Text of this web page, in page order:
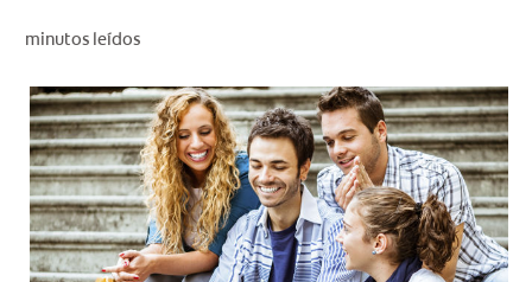
PROMOCIONES
NI (ES)
SUSCRÍBASE
minutos leídos